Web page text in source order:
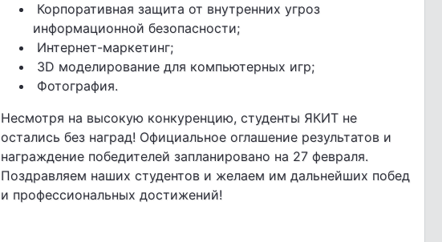
Корпоративная защита от внутренних угроз
информационной безопасности;
Интернет-маркетинг;
3D моделирование для компьютерных игр;
Фотография.
Несмотря на высокую конкуренцию, студенты ЯКИТ не
остались без наград! Официальное оглашение результатов и
награждение победителей запланировано на 27 февраля.
Поздравляем наших студентов и желаем им дальнейших побед
и профессиональных достижений!